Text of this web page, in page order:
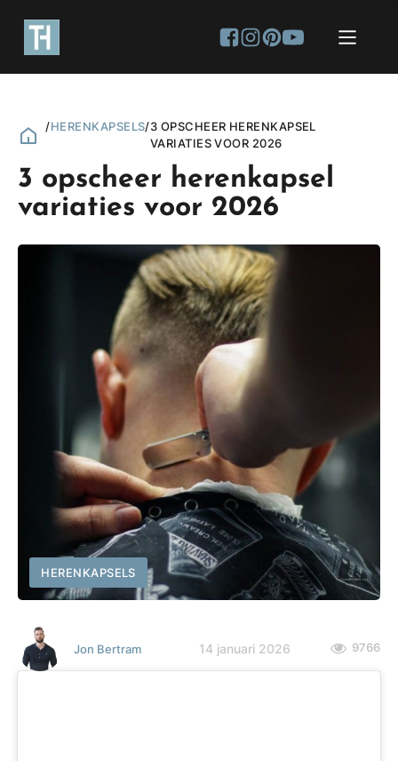
/HERENKAPSELS/3 OPSCHEER HERENKAPSEL
VARIATIES VOOR 2026
3 opscheer herenkapsel
variaties voor 2026
HERENKAPSELS
Jon Bertram 14 januari 2026 9766